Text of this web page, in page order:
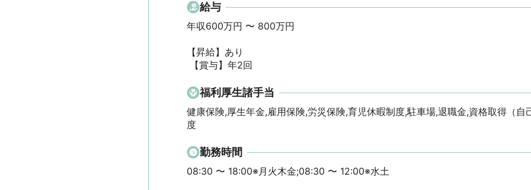
給与
年収600万円 〜 800万円
【昇給】あり
【賞与】年2回
福利厚生諸手当
健康保険,厚生年金,雇用保険,労災保険,育児休暇制度,駐車場,退職金,資格取得（自
度
勤務時間
08:30 〜 18:00※月火木金;08:30 〜 12:00※水土